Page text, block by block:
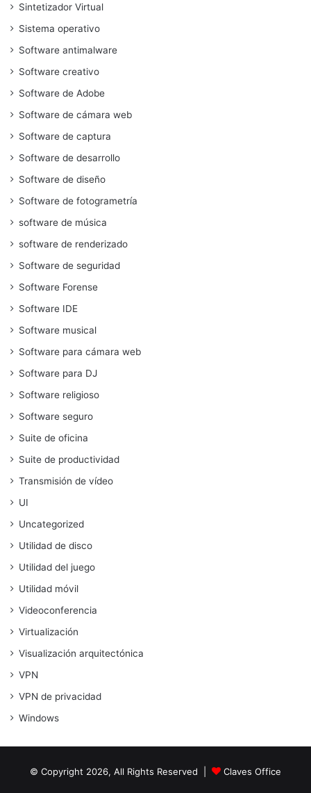
Sintetizador Virtual
Sistema operativo
Software antimalware
Software creativo
Software de Adobe
Software de cámara web
Software de captura
Software de desarrollo
Software de diseño
Software de fotogrametría
software de música
software de renderizado
Software de seguridad
Software Forense
Software IDE
Software musical
Software para cámara web
Software para DJ
Software religioso
Software seguro
Suite de oficina
Suite de productividad
Transmisión de vídeo
UI
Uncategorized
Utilidad de disco
Utilidad del juego
Utilidad móvil
Videoconferencia
Virtualización
Visualización arquitectónica
VPN
VPN de privacidad
Windows
© Copyright 2026, All Rights Reserved | Claves Office